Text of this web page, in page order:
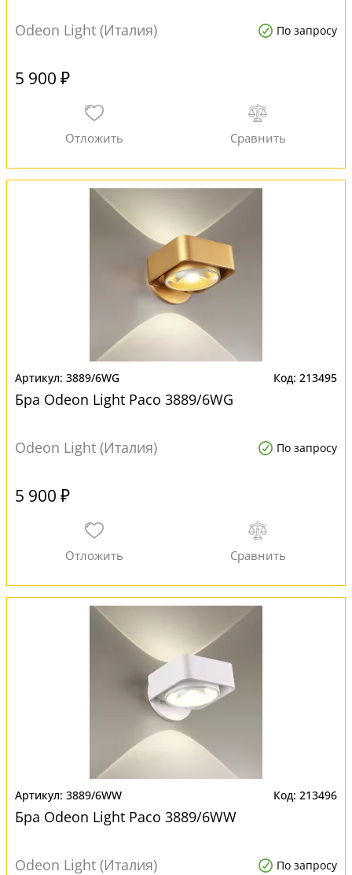
Odeon Light (Италия) По запросу
5 900 ₽
3889/6WG 213495
Бра Odeon Light Paco 3889/6WG
Odeon Light (Италия) По запросу
5 900 ₽
3889/6WW 213496
Бра Odeon Light Paco 3889/6WW
Odeon Light (Италия) По запросу